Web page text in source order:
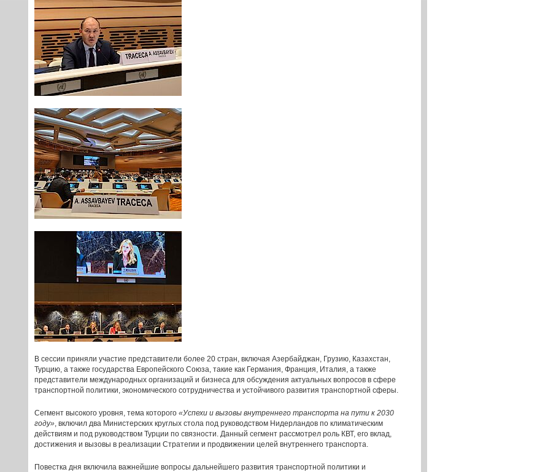
В сессии приняли участие представители более 20 стран, включая Азербайджан, Грузию, Казахстан,
Турцию, а также государства Европейского Союза, такие как Германия, Франция, Италия, а также
представители международных организаций и бизнеса для обсуждения актуальных вопросов в сфере
транспортной политики, экономического сотрудничества и устойчивого развития транспортной сферы.
Сегмент высокого уровня, тема которого «Успехи и вызовы внутреннего транспорта на пути к 2030
году», включил два Министерских круглых стола под руководством Нидерландов по климатическим
действиям и под руководством Турции по связности. Данный сегмент рассмотрел роль КВТ, его вклад,
достижения и вызовы в реализации Стратегии и продвижении целей внутреннего транспорта.
Повестка дня включила важнейшие вопросы дальнейшего развития транспортной политики и